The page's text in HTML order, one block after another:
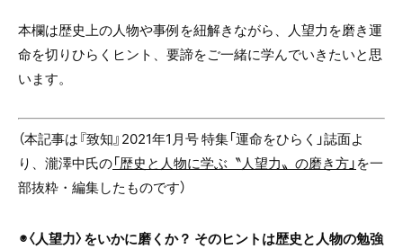
本欄は歴史上の人物や事例を紐解きながら、人望力を磨き運
命を切りひらくヒント、要諦をご一緒に学んでいきたいと思
います。
（本記事は『致知』2021年1月号 特集「運命をひらく」誌面よ
り、瀧澤中氏の「歴史と人物に学ぶ〝人望力〟の磨き方」を一
部抜粋・編集したものです）
◉〈人望力〉をいかに磨くか？ そのヒントは歴史と人物の勉強